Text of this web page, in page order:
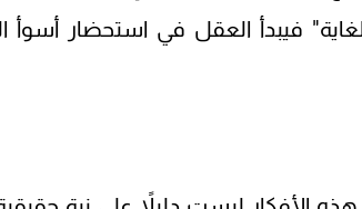
فيبدأ العقل في استحضار أسوأ